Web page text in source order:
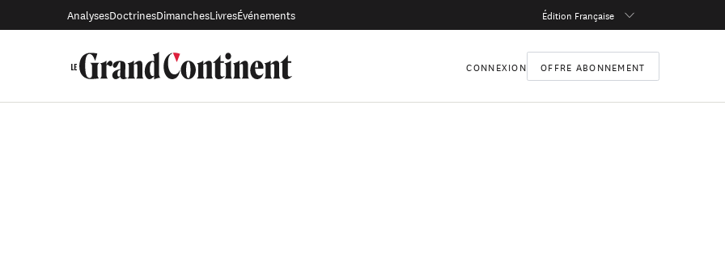
AnalysesDoctrinesDimanchesLivresÉvénements Édition Française
CONNEXION OFFRE ABONNEMENT